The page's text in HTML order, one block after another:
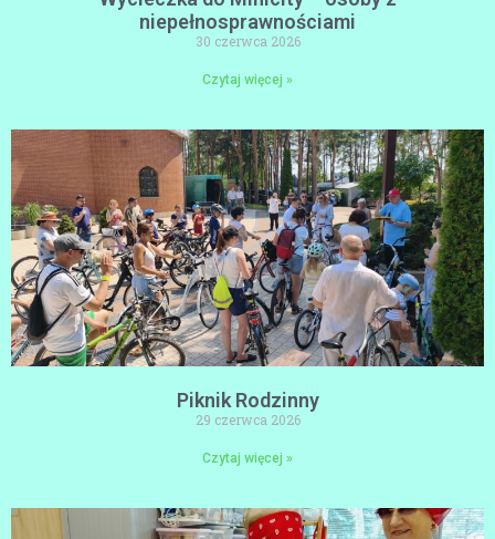
niepełnosprawnościami
30 czerwca 2026
Czytaj więcej »
Piknik Rodzinny
29 czerwca 2026
Czytaj więcej »